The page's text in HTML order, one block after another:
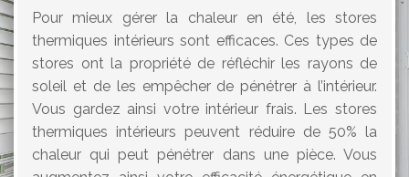
Pour mieux gérer la chaleur en été, les stores
thermiques intérieurs sont efficaces. Ces types de
stores ont la propriété de réfléchir les rayons de
soleil et de les empêcher de pénétrer à l’intérieur.
Vous gardez ainsi votre intérieur frais. Les stores
thermiques intérieurs peuvent réduire de 50% la
chaleur qui peut pénétrer dans une pièce. Vous